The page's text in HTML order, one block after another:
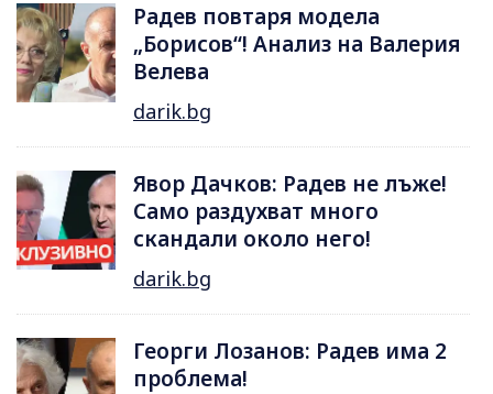
Радев повтаря модела
„Борисов“! Анализ на Валерия
Велева
darik.bg
Явор Дачков: Радев не лъже!
Само раздухват много
скандали около него!
darik.bg
Георги Лозанов: Радев има 2
проблема!